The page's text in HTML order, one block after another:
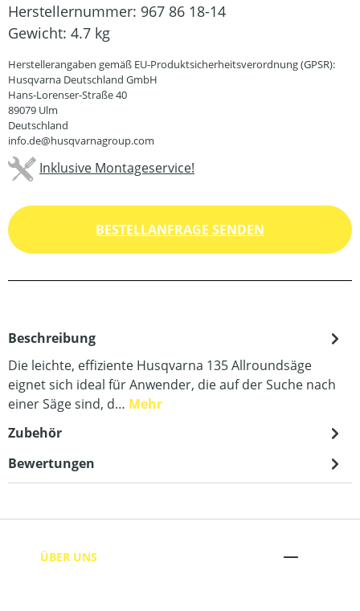
Herstellernummer: 967 86 18-14
Gewicht: 4.7 kg
Herstellerangaben gemäß EU-Produktsicherheitsverordnung (GPSR):
Husqvarna Deutschland GmbH
Hans-Lorenser-Straße 40
89079 Ulm
Deutschland
info.de@husqvarnagroup.com
Inklusive Montageservice!
BESTELLANFRAGE SENDEN
Beschreibung
Die leichte, effiziente Husqvarna 135 Allroundsäge
eignet sich ideal für Anwender, die auf der Suche nach
einer Säge sind, d… Mehr
Zubehör
Bewertungen
ÜBER UNS